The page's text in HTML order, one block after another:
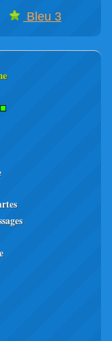
Bleu 3